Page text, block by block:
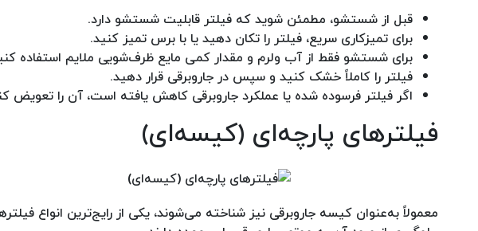
قبل از شستشو، مطمئن شوید که فیلتر قابلیت شستشو دارد.
برای تمیزکاری سریع، فیلتر را تکان دهید یا با برس تمیز کنید.
برای شستشو فقط از آب ولرم و مقدار کمی مایع ظرف‌شویی ملایم استفاده
فیلتر را کاملاً خشک کنید و سپس در جاروبرقی قرار دهید.
اگر فیلتر فرسوده شده یا عملکرد جاروبرقی کاهش یافته است، آن را تعویض
فیلترهای پارچه‌ای (کیسه‌ای)
معمولاً به‌عنوان کیسه جاروبرقی نیز شناخته می‌شوند، یکی از رایج‌ترین انواع